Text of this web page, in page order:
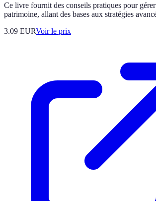
Ce livre fournit des conseils pratiques pour
patrimoine, allant des bases aux stratégies
3.09 EURVoir le prix